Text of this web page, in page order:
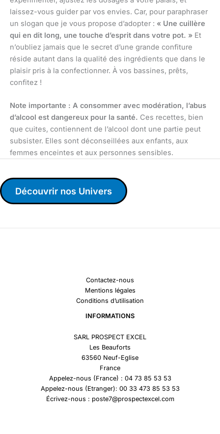
laissez-vous guider par vos envies. Car, pour paraphraser
un slogan que je vous propose d’adopter : « Une cuillère
qui en dit long, une touche d’esprit dans votre pot. » Et
n’oubliez jamais que le secret d’une grande confiture
réside autant dans la qualité des ingrédients que dans le
plaisir pris à la confectionner. À vos bassines, prêts,
confitez !
Note importante : A consommer avec modération, l’abus
d’alcool est dangereux pour la santé. Ces recettes, bien
que cuites, contiennent de l’alcool dont une partie peut
subsister. Elles sont déconseillées aux enfants, aux
femmes enceintes et aux personnes sensibles.
Découvrir nos Univers
Contactez-nous
Mentions légales
Conditions d’utilisation
INFORMATIONS
SARL PROSPECT EXCEL
Les Beauforts
63560 Neuf-Eglise
France
Appelez-nous (France) : 04 73 85 53 53
Appelez-nous (Etranger): 00 33 473 85 53 53
Écrivez-nous : poste7@prospectexcel.com